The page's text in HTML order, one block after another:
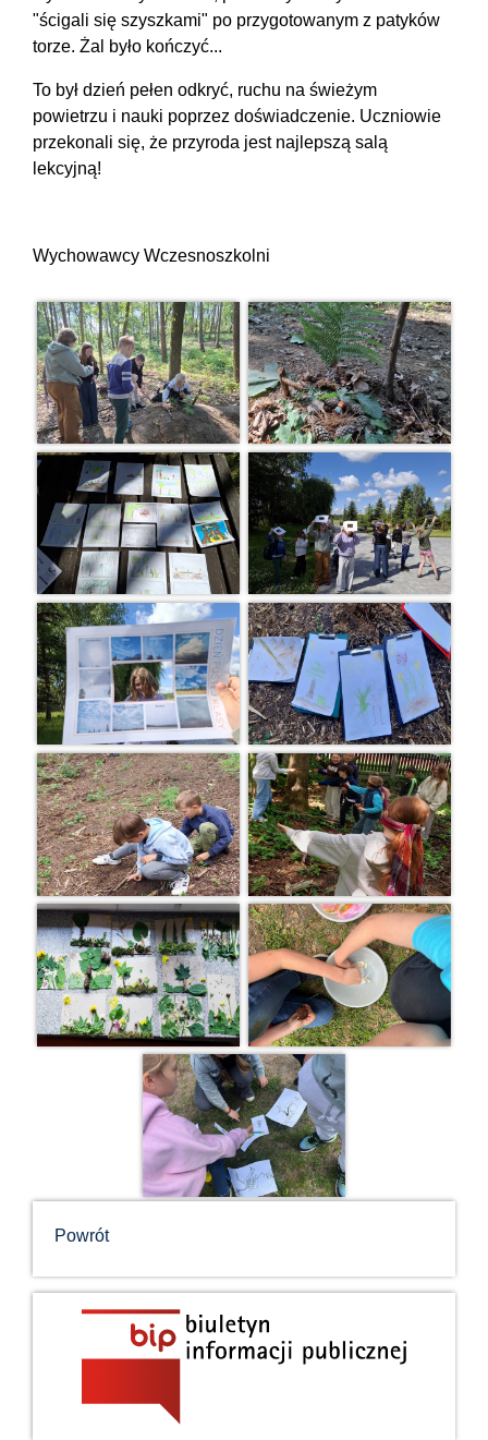
"ścigali się szyszkami" po przygotowanym z patyków
torze. Żal było kończyć...
To był dzień pełen odkryć, ruchu na świeżym
powietrzu i nauki poprzez doświadczenie. Uczniowie
przekonali się, że przyroda jest najlepszą salą
lekcyjną!
Wychowawcy Wczesnoszkolni
Powrót